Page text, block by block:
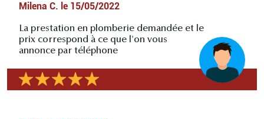
Milena C. le 15/05/2022
La prestation en plomberie demandée et le
prix correspond à ce que l'on vous
annonce par téléphone